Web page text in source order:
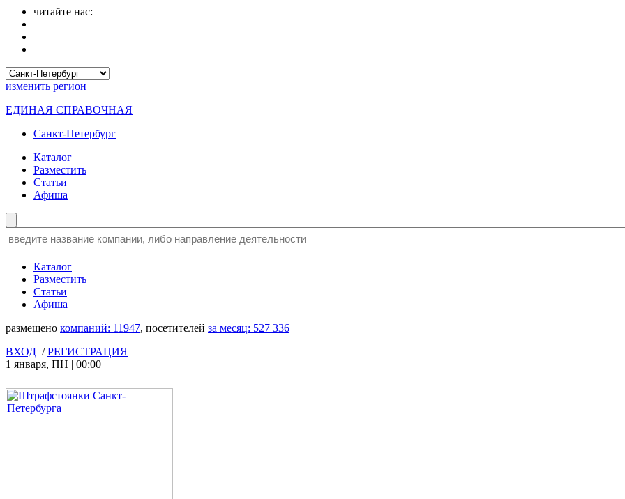
читайте нас:
изменить регион
ЕДИНАЯ СПРАВОЧНАЯ
Санкт-Петербург
Каталог
Разместить
Статьи
Афиша
Каталог
Разместить
Статьи
Афиша
размещено компаний: 11947, посетителей за месяц: 527 336
ВХОД /РЕГИСТРАЦИЯ
1 января, ПН | 00:00